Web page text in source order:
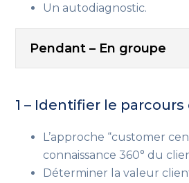
Un autodiagnostic.
Pendant – En groupe
1 – Identifier le
L’approche “customer
connaissance 360° du
Déterminer la valeur